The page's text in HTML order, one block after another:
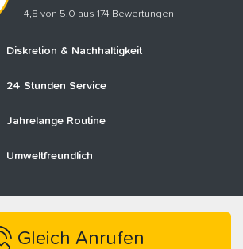
4,8 von 5,0 aus 174 Bewertungen
Diskretion & Nachhaltigkeit
24 Stunden Service
Jahrelange Routine
Umweltfreundlich
Gleich Anrufen